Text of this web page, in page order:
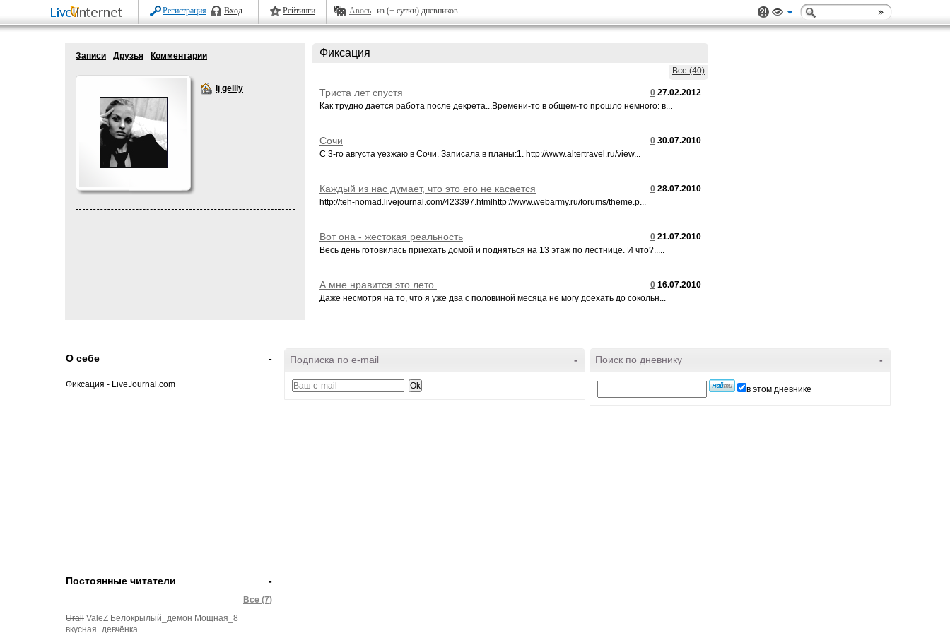
Регистрация Вход Рейтинги Авось из (+ сутки) дневников
Записи Друзья Комментарии
lj gellly
Фиксация
Все (40)
0 27.02.2012
Триста лет спустя
Как трудно дается работа после декрета...Времени-то в общем-то прошло немного: в...
0 30.07.2010
Сочи
С 3-го августа уезжаю в Сочи. Записала в планы:1. http://www.altertravel.ru/view...
0 28.07.2010
Каждый из нас думает, что это его не касается
http://teh-nomad.livejournal.com/423397.htmlhttp://www.webarmy.ru/forums/theme.p...
0 21.07.2010
Вот она - жестокая реальность
Весь день готовилась приехать домой и подняться на 13 этаж по лестнице. И что?.....
0 16.07.2010
А мне нравится это лето.
Даже несмотря на то, что я уже два с половиной месяца не могу доехать до сокольн...
-
О себе
Фиксация - LiveJournal.com
-
Постоянные читатели
Все (7)
Urall ValeZ Белокрылый_демон Мощная_8
вкусная_девчёнка
-
Подписка по e-mail -
Поиск по дневнику
в этом дневнике